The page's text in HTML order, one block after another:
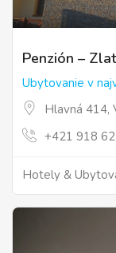
Penzión –
Ubytovanie v
Hlavná 414,
+421 918
Hotely &